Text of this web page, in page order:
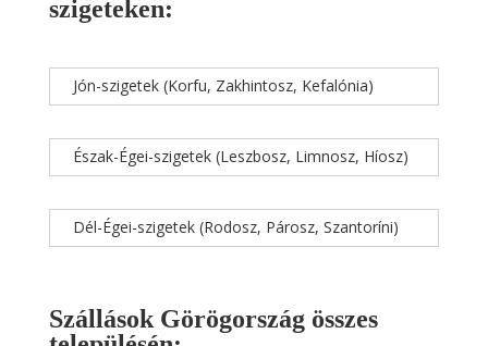
szigeteken:
Jón-szigetek (Korfu, Zakhintosz, Kefalónia)
Észak-Égei-szigetek (Leszbosz, Limnosz, Híosz)
Dél-Égei-szigetek (Rodosz, Párosz, Szantoríni)
Szállások Görögország összes